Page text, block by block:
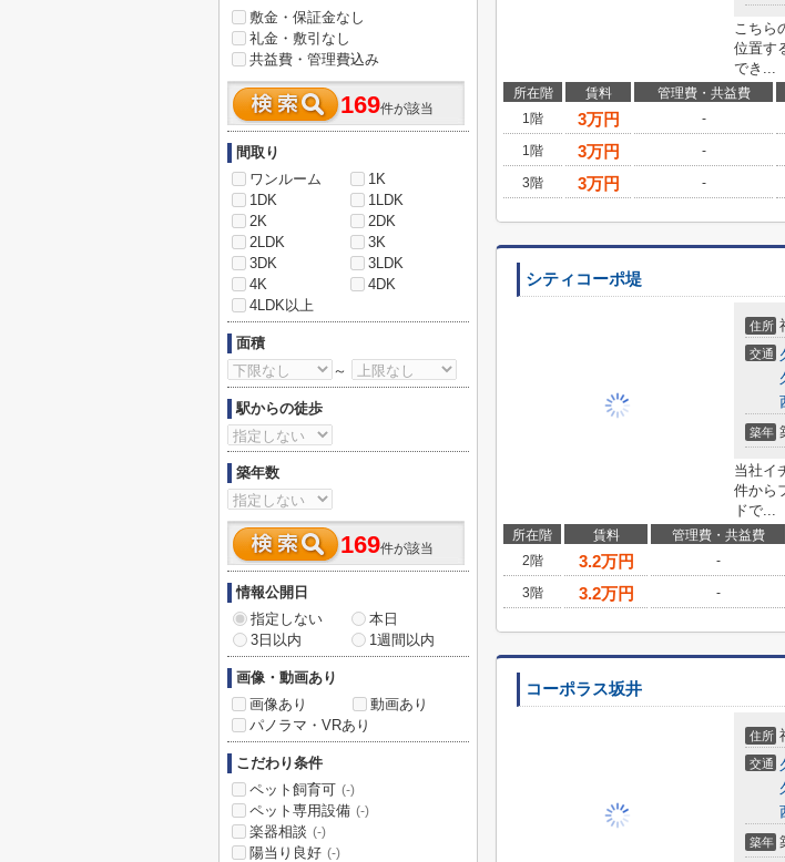
こちら
位置す
でき...
所在階 賃料 管理費・共益費
1階
3万円 -
1階
3万円 -
3階
3万円 -
シティコーポ堤
住所
交通
築年
当社イ
件から
ドで...
所在階 賃料 管理費・共益費
2階
3.2万円 -
3階
3.2万円 -
コーポラス坂井
住所
交通
築年
敷金・保証金なし
礼金・敷引なし
共益費・管理費込み
169件が該当
間取り
ワンルーム
1K
1DK
1LDK
2K
2DK
2LDK
3K
3DK
3LDK
4K
4DK
4LDK以上
面積
～
駅からの徒歩
築年数
169件が該当
情報公開日
指定しない
本日
3日以内
1週間以内
画像・動画あり
画像あり
動画あり
パノラマ・VRあり
こだわり条件
ペット飼育可 (-)
ペット専用設備 (-)
楽器相談 (-)
陽当り良好 (-)